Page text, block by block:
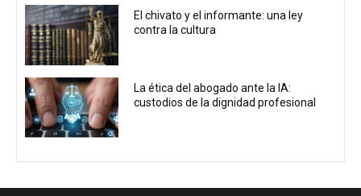
El chivato y el informante: una ley
contra la cultura
La ética del abogado ante la IA:
custodios de la dignidad profesional